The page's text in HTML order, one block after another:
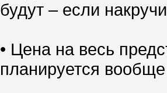
будут – если
• Цена на весь
планируется